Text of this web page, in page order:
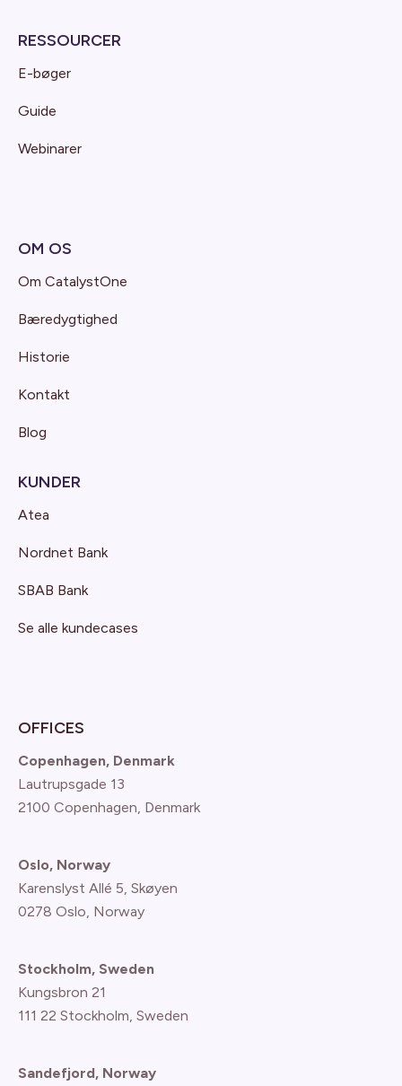
RESSOURCER
E-bøger
Guide
Webinarer
OM OS
Om CatalystOne
Bæredygtighed
Historie
Kontakt
Blog
KUNDER
Atea
Nordnet Bank
SBAB Bank
Se alle kundecases
OFFICES
Copenhagen, Denmark
Lautrupsgade 13
2100 Copenhagen, Denmark
Oslo, Norway
Karenslyst Allé 5, Skøyen
0278 Oslo, Norway
Stockholm, Sweden
Kungsbron 21
111 22 Stockholm, Sweden
Sandefjord, Norway